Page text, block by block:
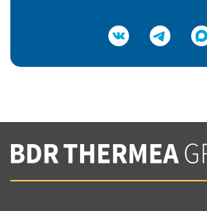
Подтвердить e-mail
Вы соглашаетесь с нашей
конфеденциальности